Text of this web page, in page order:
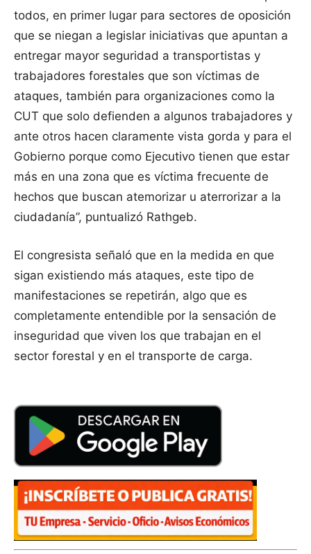
todos, en primer lugar para sectores de oposición
que se niegan a legislar iniciativas que apuntan a
entregar mayor seguridad a transportistas y
trabajadores forestales que son víctimas de
ataques, también para organizaciones como la
CUT que solo defienden a algunos trabajadores y
ante otros hacen claramente vista gorda y para el
Gobierno porque como Ejecutivo tienen que estar
más en una zona que es víctima frecuente de
hechos que buscan atemorizar u aterrorizar a la
ciudadanía”, puntualizó Rathgeb.
El congresista señaló que en la medida en que
sigan existiendo más ataques, este tipo de
manifestaciones se repetirán, algo que es
completamente entendible por la sensación de
inseguridad que viven los que trabajan en el
sector forestal y en el transporte de carga.